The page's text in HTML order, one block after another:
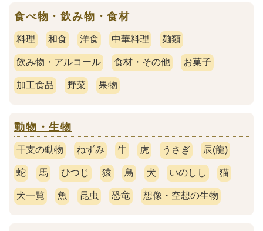
食べ物・飲み物・食材
料理 和食 洋食 中華料理 麺類
飲み物・アルコール 食材・その他 お菓子
加工食品 野菜 果物
動物・生物
干支の動物 ねずみ 牛 虎 うさぎ 辰(龍)
蛇 馬 ひつじ 猿 鳥 犬 いのしし 猫
犬一覧 魚 昆虫 恐竜 想像・空想の生物